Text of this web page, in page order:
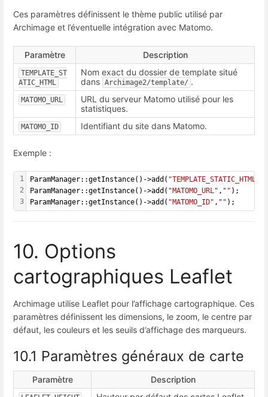
Ces paramètres définissent le thème public utilisé par
Archimage et l’éventuelle intégration avec Matomo.
Paramètre Description
TEMPLATE_ST
ATIC_HTML
Nom exact du dossier de template situé
dans Archimage2/template/ .
MATOMO_URL
URL du serveur Matomo utilisé pour les
statistiques.
MATOMO_ID Identifiant du site dans Matomo.
Exemple :
1
2
3
ParamManager::getInstance()->add( "TEMPLATE_STATIC_HTML"
ParamManager::getInstance()->add( "MATOMO_URL" , "" );
ParamManager::getInstance()->add( "MATOMO_ID" , "" );
10. Options
cartographiques Leaflet
Archimage utilise Leaflet pour l’affichage cartographique. Ces
paramètres définissent les dimensions, le zoom, le centre par
défaut, les couleurs et les seuils d’affichage des marqueurs.
10.1 Paramètres généraux de carte
Paramètre Description